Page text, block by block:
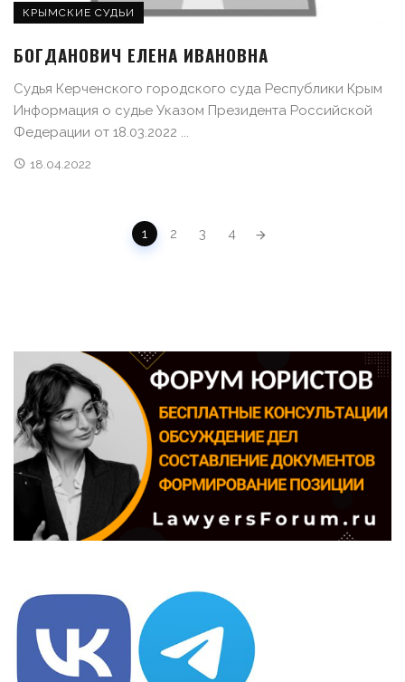
КРЫМСКИЕ СУДЬИ
БОГДАНОВИЧ ЕЛЕНА ИВАНОВНА
Судья Керченского городского суда Республики Крым
Информация о судье Указом Президента Российской
Федерации от 18.03.2022 ...
18.04.2022
POSTS NAVIGATION
1 2 3 4